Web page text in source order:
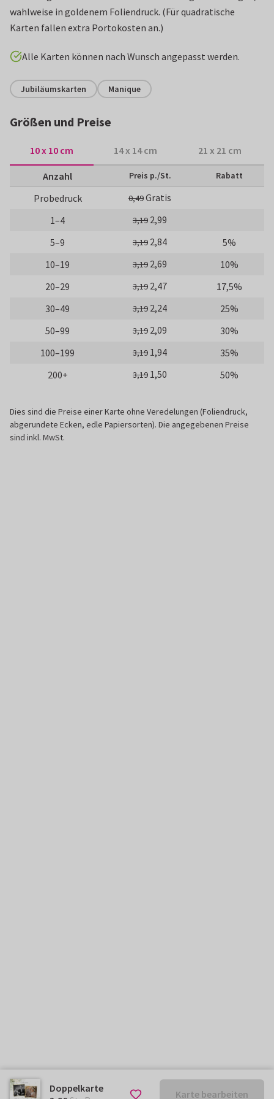
wahlweise in goldenem Foliendruck. (Für quadratische
Karten fallen extra Portokosten an.)
Alle Karten können nach Wunsch angepasst werden.
Jubiläumskarten Manique
Größen und Preise
10 x 10 cm 14 x 14 cm 21 x 21 cm
Anzahl Preis p./St. Rabatt
Probedruck 0,49Gratis
1–4
3,19 2,99
5–9
3,19 2,84
5%
10–19
3,19 2,69
10%
20–29
3,19 2,47
17,5%
30–49
3,19 2,24
25%
50–99
3,19 2,09
30%
100–199
3,19 1,94
35%
200+
3,19 1,50 50%
Dies sind die Preise einer Karte ohne Veredelungen (Foliendruck,
abgerundete Ecken, edle Papiersorten). Die angegebenen Preise
sind inkl. MwSt.
Doppelkarte
Karte bearbeiten